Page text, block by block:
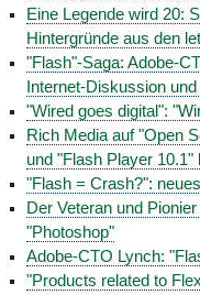
Eine Legende wird 20:
Hintergründe aus den
"Flash"-Saga: Adobe-
Internet-Diskussion
"Wired goes digital":
Rich Media auf "Open
und "Flash Player
"Flash = Crash?":
Der Veteran und
"Photoshop"
Adobe-CTO Lynch:
"Products related to